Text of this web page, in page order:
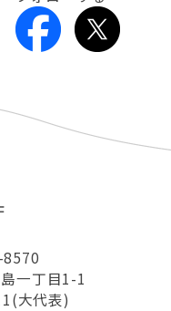
一丁目1-1
大代表)